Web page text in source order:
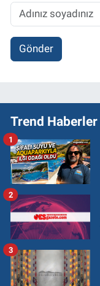
Gönder
Trend Haberler
1
2
3